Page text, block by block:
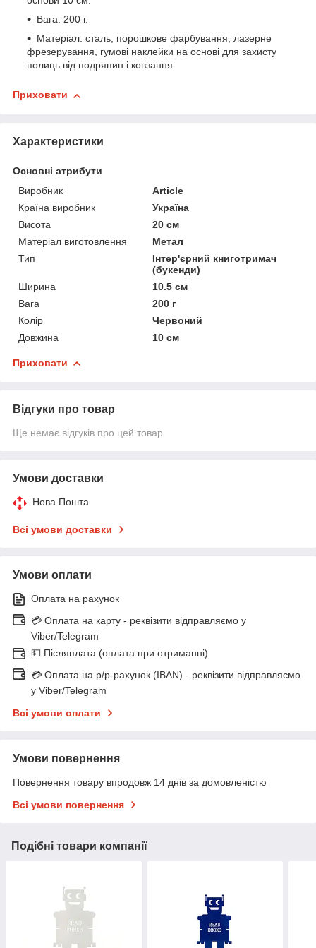
Вага: 200 г.
Матеріал: сталь, порошкове фарбування, лазерне
фрезерування, гумові наклейки на основі для захисту
полиць від подряпин і ковзання.
Приховати
Характеристики
Основні атрибути
Виробник
Article
Країна виробник
Україна
Висота
20 см
Матеріал виготовлення
Метал
Тип
Інтер'єрний книготримач
(букенди)
Ширина
10.5 см
Вага
200 г
Колір
Червоний
Довжина
10 см
Приховати
Відгуки про товар
Ще немає відгуків про цей товар
Умови доставки
Нова Пошта
Всі умови доставки
Умови оплати
Оплата на рахунок
💳 Оплата на карту - реквізити відправляємо у
Viber/Telegram
💵 Післяплата (оплата при отриманні)
💳 Оплата на р/р-рахунок (IBAN) - реквізити відправляємо
у Viber/Telegram
Всі умови оплати
Умови повернення
Повернення товару впродовж 14 днів за домовленістю
Всі умови повернення
Подібні товари компанії